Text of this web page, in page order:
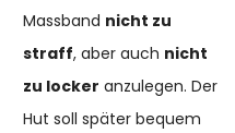
Massband nicht zu
straff, aber auch nicht
zu locker anzulegen. Der
Hut soll später bequem